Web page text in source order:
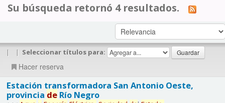
Su búsqueda retornó 4 resultados.
| | Seleccionar títulos para:
Hacer reserva
Estación transformadora San Antonio Oeste,
provincia deRío Negro